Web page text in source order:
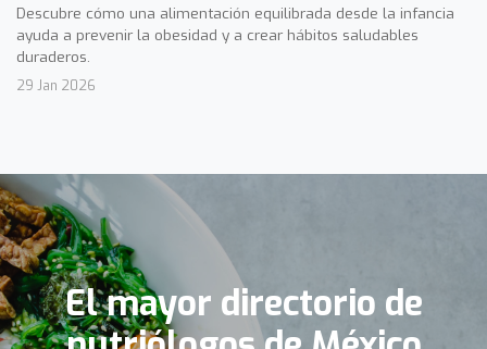
Descubre cómo una alimentación equilibrada desde la infancia
ayuda a prevenir la obesidad y a crear hábitos saludables
duraderos.
29 Jan 2026
El mayor directorio de